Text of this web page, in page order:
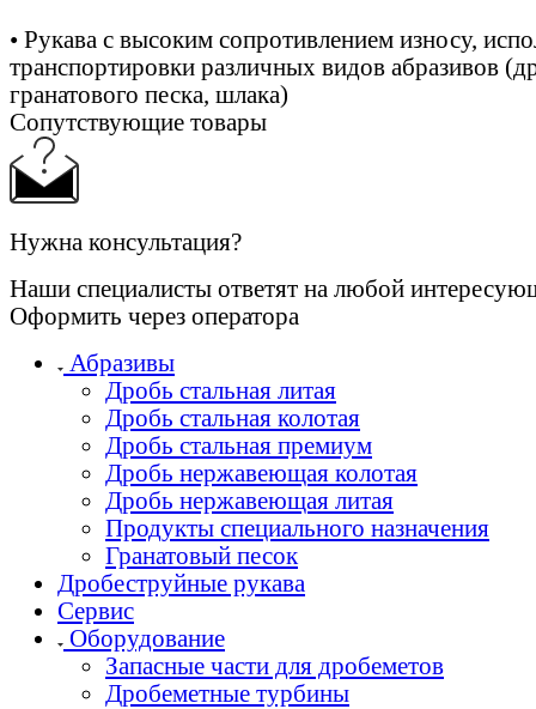
• Рукава с высоким сопротивлением износу,
транспортировки различных видов абразивов
гранатового песка, шлака)
Сопутствующие товары
Нужна консультация?
Наши специалисты ответят на любой
Оформить через оператора
Абразивы
Дробь стальная литая
Дробь стальная колотая
Дробь стальная премиум
Дробь нержавеющая колотая
Дробь нержавеющая литая
Продукты специального назначения
Гранатовый песок
Дробеструйные рукава
Сервис
Оборудование
Запасные части для дробеметов
Дробеметные турбины